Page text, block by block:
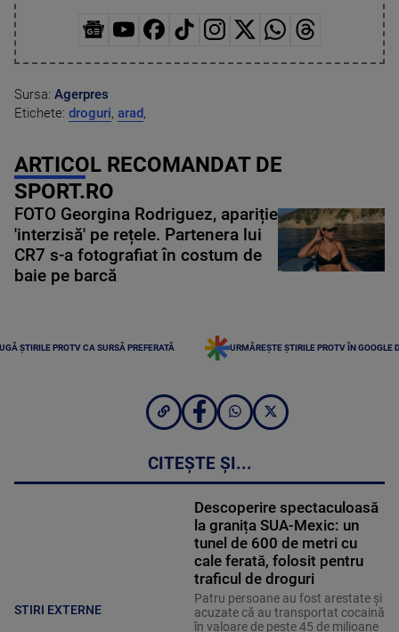
Sursa: Agerpres
Etichete: droguri, arad,
ARTICOL RECOMANDAT DE
SPORT.RO
FOTO Georgina Rodriguez, apariție
'interzisă' pe rețele. Partenera lui
CR7 s-a fotografiat în costum de
baie pe barcă
ȘTIRILE PROTV CA SURSĂ PREFERATĂ URMĂREȘTE ȘTIRILE PROTV ÎN GOOGLE
CITEȘTE ȘI...
STIRI EXTERNE
Descoperire spectaculoasă
la granița SUA-Mexic: un
tunel de 600 de metri cu
cale ferată, folosit pentru
traficul de droguri
Patru persoane au fost arestate și
acuzate că au transportat cocaină
în valoare de peste 45 de milioane